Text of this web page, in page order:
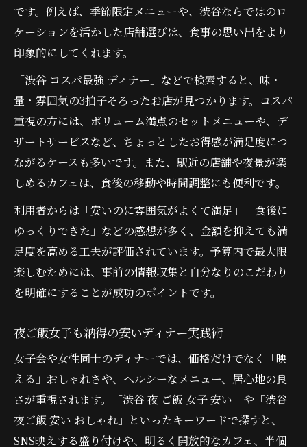
です。例えば、季節限定メニューや、渋谷ならではのロ
ケーションを活かした店舗選びは、食事の思い出をより
印象的にしてくれます。
「渋谷 コスパ最強 ディナー」などで検索すると、味・
量・雰囲気の3拍子そろったお店が見つかります。コスパ
重視の方には、ボリューム満点のセットメニューや、デ
ザートサービスなど、ちょっとしたお得感が満足度につ
ながるケースも多いです。また、駅近の店舗や夜景が楽
しめるカフェは、食後の移動や時間調整にも便利です。
利用者からは「安いのに雰囲気がよくて満足」「食後に
ゆっくりできた」などの感想が多く、金額を抑えても満
足度を高める工夫が評価されています。予算内で最大限
楽しむためには、事前の情報収集と自分なりのこだわり
を明確にすることが成功のポイントです。
夜ご飯女子も納得の安いディナー実践術
女子会や女性同士のディナーでは、価格だけでなく「映
える」おしゃれさや、ヘルシーなメニュー、居心地の良
さが重視されます。「渋谷 夜 ご飯 女子 安い」や「渋谷
夜ご飯 安い おしゃれ」といったキーワードで探すと、
SNS映えする盛り付けや、明るく開放的なカフェ、半個